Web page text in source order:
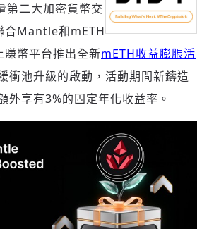
社會
人文
第二大加密貨幣交
合Mantle和mETH
幣平台推出全新mETH收益膨脹活
衝池升級的啟動，活動期間新鑄造
外享有3%的固定年化收益率。